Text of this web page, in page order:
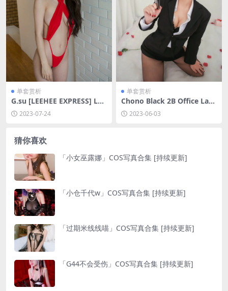
单套赏析
G.su [LEEHEE EXPRESS] LED
G-047A [51P-406MB]
2023-07-24
单套赏析
Chono Black 2B Office Lad
y [20P-10MB]
2023-06-03
猜你喜欢
「小女巫露娜」COS写真合集 [持续更新]
「小仓千代w」COS写真合集 [持续更新]
「过期米线线喵」COS写真合集 [持续更新]
「G44不会受伤」COS写真合集 [持续更新]